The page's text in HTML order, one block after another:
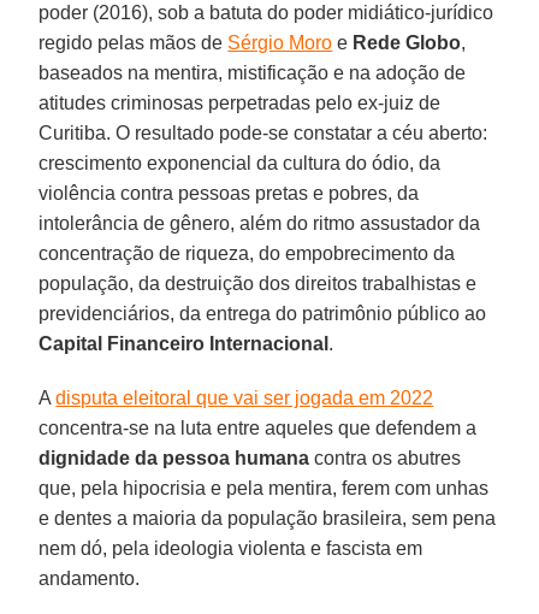
poder (2016), sob a batuta do poder midiático-jurídico
regido pelas mãos de Sérgio Moro e Rede Globo,
baseados na mentira, mistificação e na adoção de
atitudes criminosas perpetradas pelo ex-juiz de
Curitiba. O resultado pode-se constatar a céu aberto:
crescimento exponencial da cultura do ódio, da
violência contra pessoas pretas e pobres, da
intolerância de gênero, além do ritmo assustador da
concentração de riqueza, do empobrecimento da
população, da destruição dos direitos trabalhistas e
previdenciários, da entrega do patrimônio público ao
Capital Financeiro Internacional .
Adisputa eleitoral que vai ser jogada em 2022
concentra-se na luta entre aqueles que defendem a
dignidade da pessoa humana contra os abutres
que, pela hipocrisia e pela mentira, ferem com unhas
e dentes a maioria da população brasileira, sem pena
nem dó, pela ideologia violenta e fascista em
andamento.